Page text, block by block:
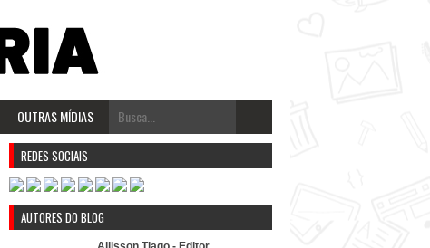
OUTRAS MÍDIAS
REDES SOCIAIS
AUTORES DO BLOG